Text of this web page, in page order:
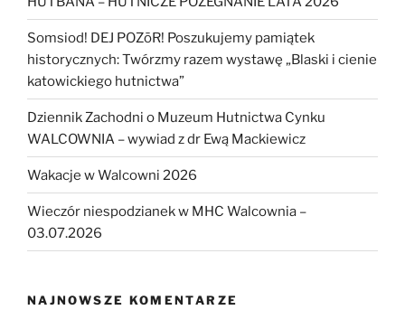
Somsiod! DEJ POZōR! Poszukujemy pamiątek
historycznych: Twórzmy razem wystawę „Blaski i cienie
katowickiego hutnictwa”
Dziennik Zachodni o Muzeum Hutnictwa Cynku
WALCOWNIA – wywiad z dr Ewą Mackiewicz
Wakacje w Walcowni 2026
Wieczór niespodzianek w MHC Walcownia –
03.07.2026
NAJNOWSZE KOMENTARZE